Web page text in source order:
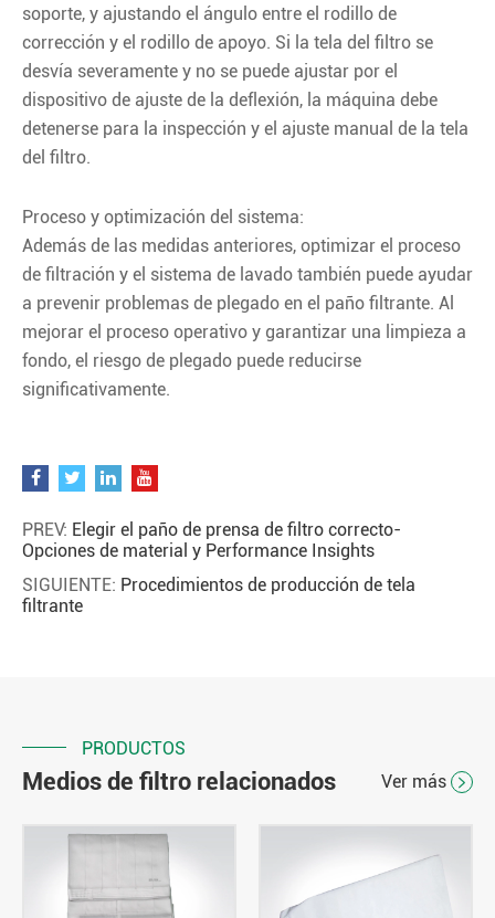
soporte, y ajustando el ángulo entre el rodillo de
corrección y el rodillo de apoyo. Si la tela del filtro se
desvía severamente y no se puede ajustar por el
dispositivo de ajuste de la deflexión, la máquina debe
detenerse para la inspección y el ajuste manual de la tela
del filtro.
Proceso y optimización del sistema:
Además de las medidas anteriores, optimizar el proceso
de filtración y el sistema de lavado también puede ayudar
a prevenir problemas de plegado en el paño filtrante. Al
mejorar el proceso operativo y garantizar una limpieza a
fondo, el riesgo de plegado puede reducirse
significativamente.
PREV: Elegir el paño de prensa de filtro correcto-
Opciones de material y Performance Insights
SIGUIENTE: Procedimientos de producción de tela
filtrante
PRODUCTOS
Medios de filtro relacionados Ver más 